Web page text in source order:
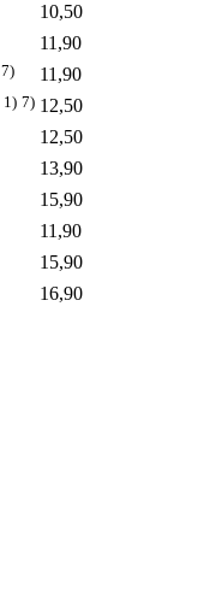
10,50
11,90
7)
11,90
1) 7) 12,50
12,50
13,90
15,90
11,90
15,90
16,90